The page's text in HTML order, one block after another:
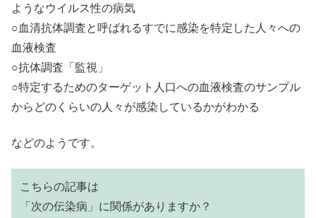
ようなウイルス性の病気
○血清抗体調査と呼ばれるすでに感染を特定した人々への
血液検査
○抗体調査「監視」
○特定するためのターゲット人口への血液検査のサンプル
からどのくらいの人々が感染しているかがわかる
などのようです。
こちらの記事は
「次の伝染病」に関係がありますか？